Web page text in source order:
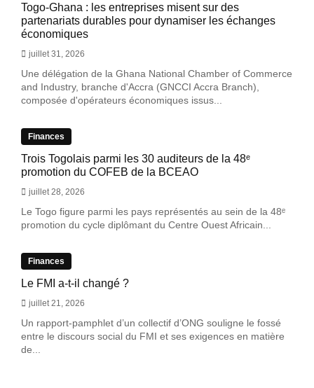
Togo-Ghana : les entreprises misent sur des
partenariats durables pour dynamiser les échanges
économiques
juillet 31, 2026
Une délégation de la Ghana National Chamber of Commerce
and Industry, branche d'Accra (GNCCI Accra Branch),
composée d'opérateurs économiques issus...
Finances
Trois Togolais parmi les 30 auditeurs de la 48ᵉ
promotion du COFEB de la BCEAO
juillet 28, 2026
Le Togo figure parmi les pays représentés au sein de la 48ᵉ
promotion du cycle diplômant du Centre Ouest Africain...
Finances
Le FMI a-t-il changé ?
juillet 21, 2026
Un rapport-pamphlet d’un collectif d’ONG souligne le fossé
entre le discours social du FMI et ses exigences en matière
de...